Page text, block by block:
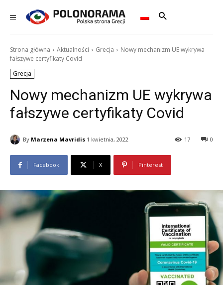
Strona główna Aktualności Grecja
Nowy mechanizm UE wykrywa
fałszywe certyfikaty Covid
Grecja
Nowy mechanizm UE wykrywa
fałszywe certyfikaty Covid
By Marzena Mavridis 1 kwietnia, 2022 0
17
Facebook X Pinterest